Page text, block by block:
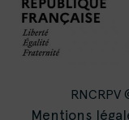
RNCRPV
Mentions